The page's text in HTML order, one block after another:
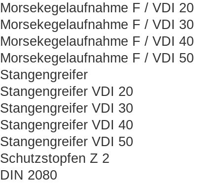
Morsekegelaufnahme F / VDI 20
Morsekegelaufnahme F / VDI 30
Morsekegelaufnahme F / VDI 40
Morsekegelaufnahme F / VDI 50
Stangengreifer
Stangengreifer VDI 20
Stangengreifer VDI 30
Stangengreifer VDI 40
Stangengreifer VDI 50
Schutzstopfen Z 2
DIN 2080